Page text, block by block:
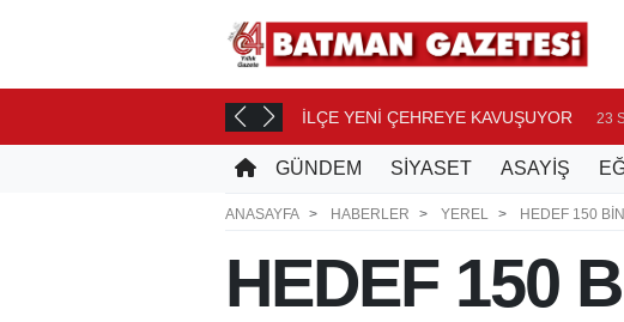
İLÇE YENİ ÇEHREYE KAVUŞUYOR 23
GÜNDEM SİYASET ASAYİŞ
ANASAYFA HABERLER YEREL HEDEF 150
HEDEF 150